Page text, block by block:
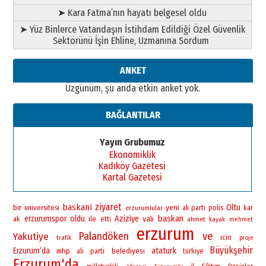
Ahmet Gökhan YAZICI
Ahmed Yesevi’den bir Alperen…
”Reisimiz” idi… Hakka yürüdü.!
26 Mart 2026 Perşembe
gönül adamı Faruk Terzioğlu!
bir vizyon proje daha!
02 Ağustos 2026 Pazar
➤ Kara Fatma’nın hayatı belgesel oldu
➤ Yüz Binlerce Vatandaşın İstihdam Edildiği Özel Güvenlik
Sektörünü İşin Ehline, Uzmanına Sordum
ANKET
Üzgünüm, şu anda etkin anket yok.
BAĞLANTILAR
Yayın Grubumuz
Ekonomiklik
Kadıköy Gazetesi
Kartal Gazetesi
bir universitesi baskani ziyaret erzurumlular yeni ak parti polis Oltu kar
ak erzurumspor oldu ile etti Aziziye vali baskan ahmet kayak mehmet
Yakutiye trafik Palandöken erzurum ve icin proje
Erzurum’da mhp ali parti belediyesi ataturk turkiye Büyükşehir